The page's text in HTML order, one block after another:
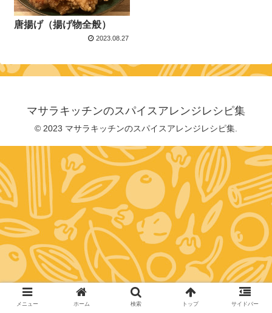
唐揚げ（揚げ物全般）
2023.08.27
マサラキッチンのスパイスアレンジレシピ集
© 2023 マサラキッチンのスパイスアレンジレシピ集.
メニュー ホーム 検索 トップ サイドバー